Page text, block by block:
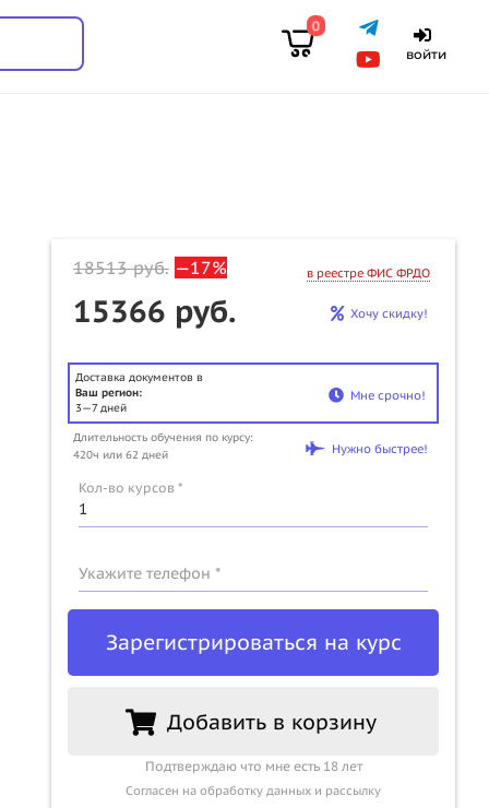
0
войти
18513руб. —17% в реестре ФИС ФРДО
15366 руб. Хочу скидку!
Доставка документов в
Ваш регион:
3—7 дней
Мне срочно!
Длительность обучения по курсу:
420ч или 62 дней
Нужно быстрее!
Кол-во курсов *
Укажите телефон *
Зарегистрироваться на курс
Добавить в корзину
Подтверждаю что мне есть 18 лет
Согласен на обработку данных и рассылку